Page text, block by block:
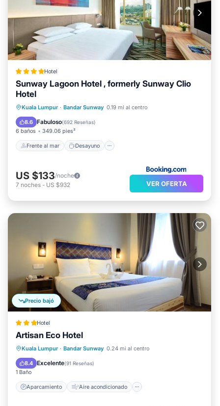
Hotel
Sunway Lagoon Hotel , formerly Sunway Clio
Hotel
Kuala Lumpur · Bandar Sunway 0.19 mi al centro
8.6 Fabuloso(692 Reseñas)
6 baños 349.06 pies²
Frente al mar Desayuno
Frente al mar
Desayuno
Aparcamiento
US $133/noche
7 noches - US $932 VER OFERTA
Precio bajó
Hotel
Artisan Eco Hotel
Kuala Lumpur · Bandar Sunway 0.24 mi al centro
8.4 Excelente(91 Reseñas)
1 Baño
Aparcamiento Aire acondicionado
Aparcamiento
Aire acondicionado
Internet
Apto para niños